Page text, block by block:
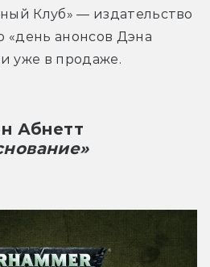
Клуб» — издательство
«день анонсов Дэна
уже в продаже.
Абнетт